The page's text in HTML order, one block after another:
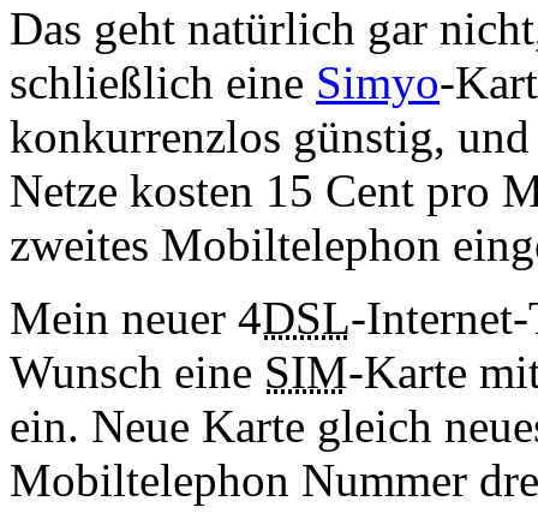
Das geht natürlich gar
schließlich eine Simyo-
konkurrenzlos günstig,
Netze kosten 15 Cent pro
zweites Mobiltelephon
Mein neuer 4DSL-
Wunsch eine SIM-Karte
ein. Neue Karte gleich
Mobiltelephon Nummer